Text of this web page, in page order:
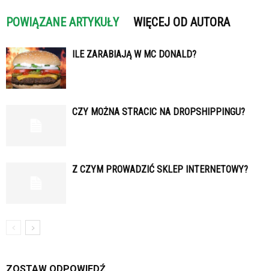
POWIĄZANE ARTYKUŁY WIĘCEJ OD AUTORA
ILE ZARABIAJĄ W MC DONALD?
CZY MOŻNA STRACIC NA DROPSHIPPINGU?
Z CZYM PROWADZIĆ SKLEP INTERNETOWY?